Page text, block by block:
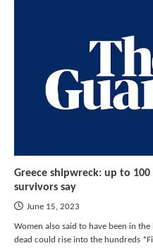
Greece shipwreck: up to
survivors say
June 15, 2023
Women also said to have been in
dead could rise into the hundreds